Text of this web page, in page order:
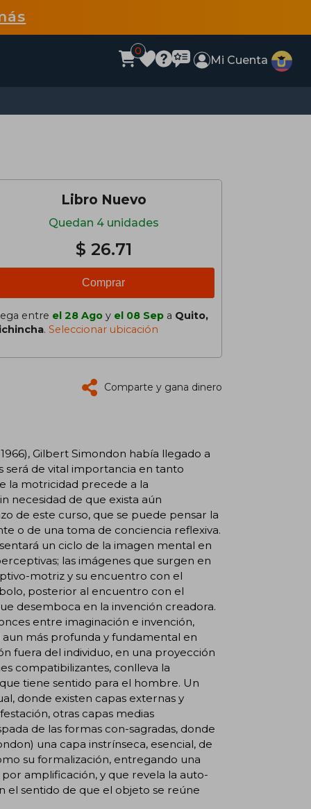
0
Mi Cuenta
Libro Nuevo
Quedan 4 unidades
$ 26.71
Comprar
entre el 28 Ago y el 08 Sep a Quito,
. Seleccionar ubicación
Comparte y gana dinero
Gilbert Simondon había llegado a
será de vital importancia en tanto
la motricidad precede a la
necesidad de que exista aún
de este curso, que se puede pensar la
o de una toma de conciencia reflexiva.
un ciclo de la imagen mental en
las imágenes que surgen en
motriz y su encuentro con el
posterior al encuentro con el
desemboca en la invención creadora.
entre imaginación e invención,
más profunda y fundamental en
fuera del individuo, en una proyección
compatibilizantes, conlleva la
tiene sentido para el hombre. Un
donde existen capas externas y
otras capas medias­
de las formas con-sagradas, donde
una capa instrínseca, esencial, de
su formalización, entregando una
amplificación, y que revela la auto-
el sentido de que el objeto se reúne